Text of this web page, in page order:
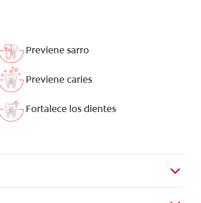
Previene sarro
Previene caries
Fortalece los dientes